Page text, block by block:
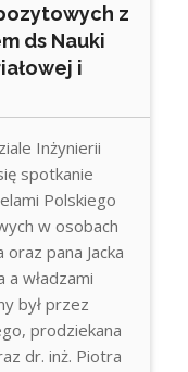
z
ds Nauki
i
Inżynierii
spotkanie
Polskiego
w osobach
pana Jacka
a władzami
był przez
prodziekana
dr. inż. Piotra